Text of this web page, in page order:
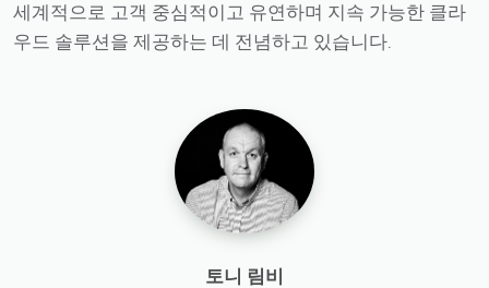
세계적으로 고객 중심적이고 유연하며 지속 가능한 클라
우드 솔루션을 제공하는 데 전념하고 있습니다.
토니 림비